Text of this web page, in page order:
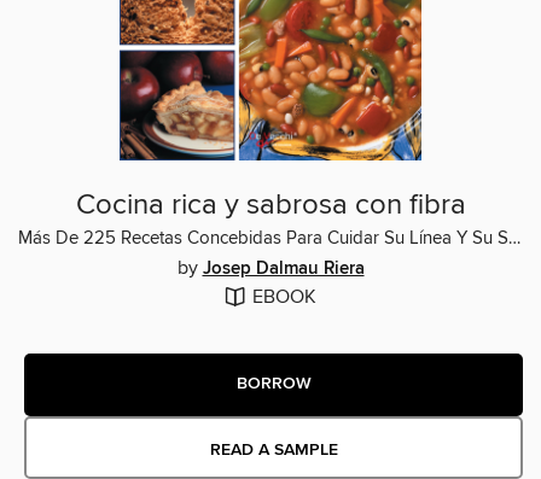
Cocina rica y sabrosa con fibra
Más De 225 Recetas Concebidas Para Cuidar Su Línea Y Su Salud Sin Renunciar A Comer Bien
by Josep Dalmau Riera
EBOOK
BORROW
READ A SAMPLE